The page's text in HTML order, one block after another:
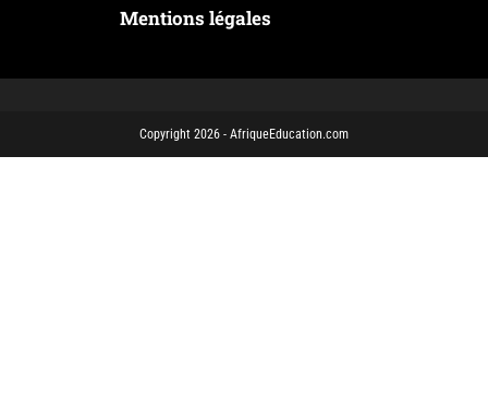
Mentions légales
Copyright 2026 - AfriqueEducation.com